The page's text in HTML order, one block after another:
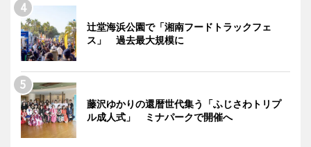
辻堂海浜公園で「湘南フードトラックフェ
ス」 過去最大規模に
藤沢ゆかりの還暦世代集う「ふじさわトリプ
ル成人式」 ミナパークで開催へ